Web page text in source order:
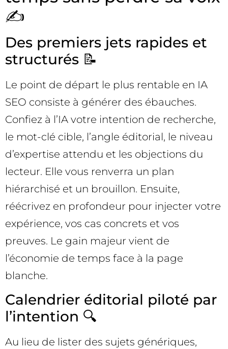
✍️
Des premiers jets rapides et
structurés 📝
Le point de départ le plus rentable en IA
SEO consiste à générer des ébauches.
Confiez à l’IA votre intention de recherche,
le mot-clé cible, l’angle éditorial, le niveau
d’expertise attendu et les objections du
lecteur. Elle vous renverra un plan
hiérarchisé et un brouillon. Ensuite,
réécrivez en profondeur pour injecter votre
expérience, vos cas concrets et vos
preuves. Le gain majeur vient de
l’économie de temps face à la page
blanche.
Calendrier éditorial piloté par
l’intention 🔍
Au lieu de lister des sujets génériques,